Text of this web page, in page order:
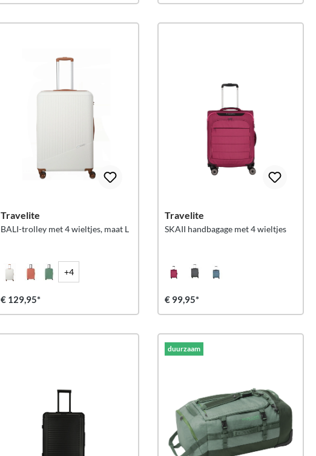
Travelite
BALI-trolley met 4 wieltjes, maat L
+4
€ 129,95*
Travelite
SKAII handbagage met 4 wieltjes
€ 99,95*
duurzaam